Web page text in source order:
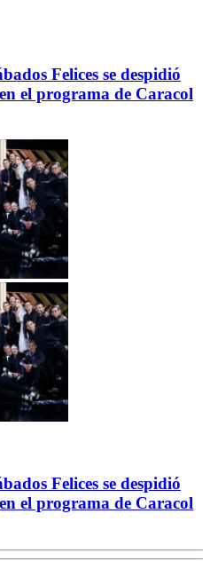
Felices se despidió
el programa de Caracol
Felices se despidió
el programa de Caracol